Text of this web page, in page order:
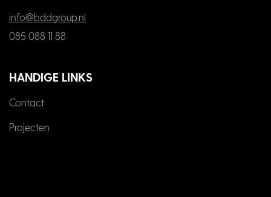
info@bddgroup.nl
085 088 11 88
HANDIGE LINKS
Contact
Projecten